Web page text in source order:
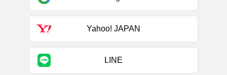
Yahoo! JAPAN
LINE